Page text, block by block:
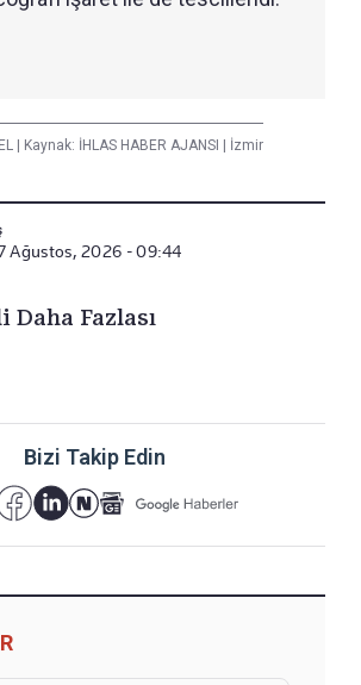
Kaynak: İHLAS HABER AJANSI İzmir
Ağustos, 2026 - 09:44
Fazlası
Bizi Takip Edin